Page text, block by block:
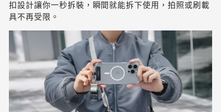
扣設計讓你一秒拆裝，瞬間就能拆下使用，拍照或刷載
具不再受限。